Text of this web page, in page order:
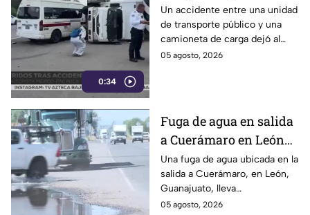
0:34
lesionados: transporte
público choca contra
camioneta en la
México-Pachuca
Un accidente entre una unidad
de transporte público y una
camioneta de carga dejó al
menos 13 personas lesionadas
05 agosto, 2026
Fuga de agua en salida
a Cuerámaro en León
cumple un año; parece
alberca
Una fuga de agua ubicada en la
salida a Cuerámaro, en León,
Guanajuato, lleva
aproximadamente un año sin
05 agosto, 2026